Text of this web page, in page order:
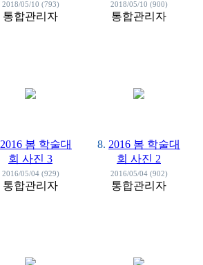
2018/05/10 (793)
통합관리자
2018/05/10 (900)
통합관리자
2016 봄 학술대
회 사진 3
2016/05/04 (929)
통합관리자
8. 2016 봄 학술대
회 사진 2
2016/05/04 (902)
통합관리자